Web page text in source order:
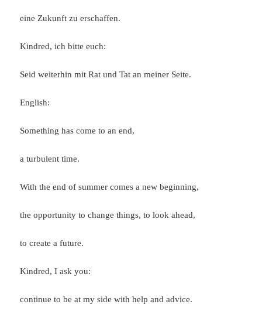
eine Zukunft zu erschaffen.
Kindred, ich bitte euch:
Seid weiterhin mit Rat und Tat an meiner Seite.
English:
Something has come to an end,
a turbulent time.
With the end of summer comes a new beginning,
the opportunity to change things, to look ahead,
to create a future.
Kindred, I ask you:
continue to be at my side with help and advice.